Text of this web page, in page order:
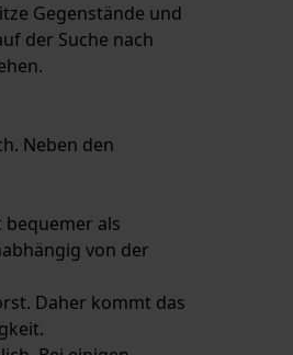
Gegenstände und
der Suche nach
Neben den
als
von der
Daher kommt das